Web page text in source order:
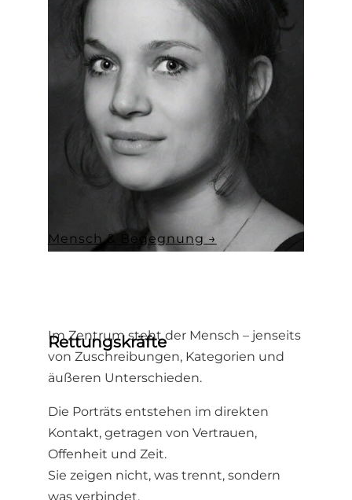
Mensch & Begegnung →
Rettungskräfte
Im Zentrum steht der Mensch – jenseits
von Zuschreibungen, Kategorien und
äußeren Unterschieden.
Die Porträts entstehen im direkten
Kontakt, getragen von Vertrauen,
Offenheit und Zeit.
Sie zeigen nicht, was trennt, sondern
was verbindet.